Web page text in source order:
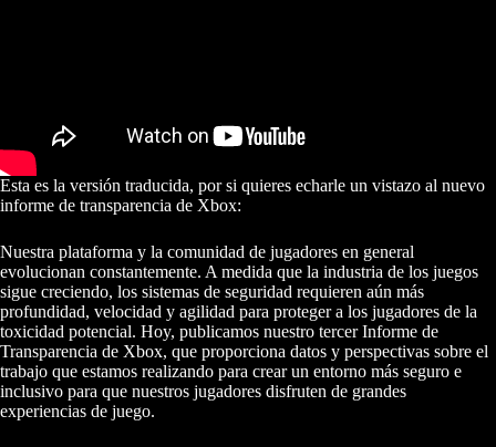
Esta es la versión traducida, por si quieres echarle un vistazo al nuevo
informe de transparencia de Xbox:
Nuestra plataforma y la comunidad de jugadores en general
evolucionan constantemente. A medida que la industria de los juegos
sigue creciendo, los sistemas de seguridad requieren aún más
profundidad, velocidad y agilidad para proteger a los jugadores de la
toxicidad potencial. Hoy, publicamos nuestro tercer Informe de
Transparencia de Xbox, que proporciona datos y perspectivas sobre el
trabajo que estamos realizando para crear un entorno más seguro e
inclusivo para que nuestros jugadores disfruten de grandes
experiencias de juego.